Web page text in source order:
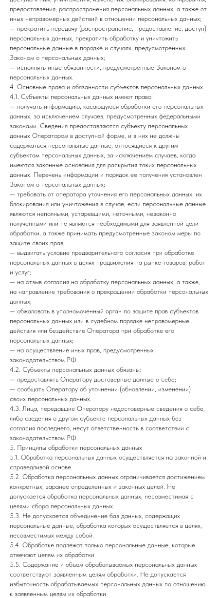
предоставления, распространения персональных данных, а также от
иных неправомерных действий в отношении персональных данных;
— прекратить передачу (распространение, предоставление, доступ)
персональных данных, прекратить обработку и уничтожить
персональные данные в порядке и случаях, предусмотренных
Законом о персональных данных;
— исполнять иные обязанности, предусмотренные Законом о
персональных данных.
4. Основные права и обязанности субъектов персональных данных
4.1. Субъекты персональных данных имеют право:
— получать информацию, касающуюся обработки его персональных
данных, за исключением случаев, предусмотренных федеральными
законами. Сведения предоставляются субъекту персональных
данных Оператором в доступной форме, и в них не должны
содержаться персональные данные, относящиеся к другим
субъектам персональных данных, за исключением случаев, когда
имеются законные основания для раскрытия таких персональных
данных. Перечень информации и порядок ее получения установлен
Законом о персональных данных;
— требовать от оператора уточнения его персональных данных, их
блокирования или уничтожения в случае, если персональные данные
являются неполными, устаревшими, неточными, незаконно
полученными или не являются необходимыми для заявленной цели
обработки, а также принимать предусмотренные законом меры по
защите своих прав;
— выдвигать условие предварительного согласия при обработке
персональных данных в целях продвижения на рынке товаров, работ
и услуг;
— на отзыв согласия на обработку персональных данных, а также,
на направление требования о прекращении обработки персональных
данных;
— обжаловать в уполномоченный орган по защите прав субъектов
персональных данных или в судебном порядке неправомерные
действия или бездействие Оператора при обработке его
персональных данных;
— на осуществление иных прав, предусмотренных
законодательством РФ.
4.2. Субъекты персональных данных обязаны:
— предоставлять Оператору достоверные данные о себе;
— сообщать Оператору об уточнении (обновлении, изменении)
своих персональных данных.
4.3. Лица, передавшие Оператору недостоверные сведения о себе,
либо сведения о другом субъекте персональных данных без
согласия последнего, несут ответственность в соответствии с
законодательством РФ.
5. Принципы обработки персональных данных
5.1. Обработка персональных данных осуществляется на законной и
справедливой основе.
5.2. Обработка персональных данных ограничивается достижением
конкретных, заранее определенных и законных целей. Не
допускается обработка персональных данных, несовместимая с
целями сбора персональных данных.
5.3. Не допускается объединение баз данных, содержащих
персональные данные, обработка которых осуществляется в целях,
несовместимых между собой.
5.4. Обработке подлежат только персональные данные, которые
отвечают целям их обработки.
5.5. Содержание и объем обрабатываемых персональных данных
соответствуют заявленным целям обработки. Не допускается
избыточность обрабатываемых персональных данных по отношению
к заявленным целям их обработки.